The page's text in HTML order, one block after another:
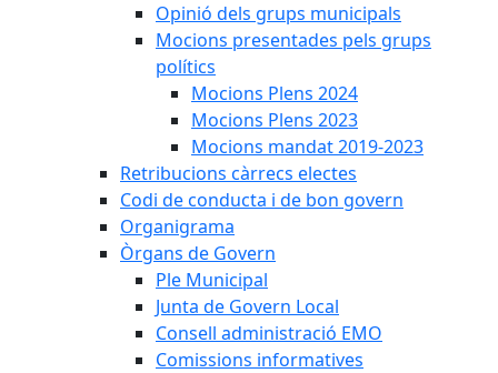
Opinió dels grups municipals
Mocions presentades pels grups
polítics
Mocions Plens 2024
Mocions Plens 2023
Mocions mandat 2019-2023
Retribucions càrrecs electes
Codi de conducta i de bon govern
Organigrama
Òrgans de Govern
Ple Municipal
Junta de Govern Local
Consell administració EMO
Comissions informatives